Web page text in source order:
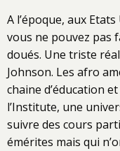
A l’époque, aux
vous ne pouvez pas
doués. Une triste
Johnson. Les afro
chaine d’éducation
l’Institute, une
suivre des cours
émérites mais qui